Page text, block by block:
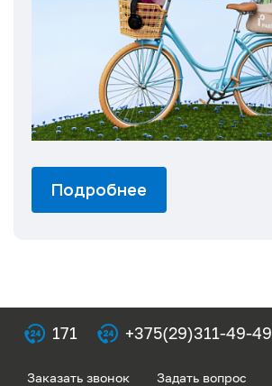
Подробнее
171 +375(29)311-49-49
Заказать звонок Задать вопрос